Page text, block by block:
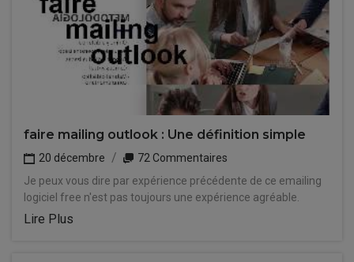
faire mailing outlook : Une définition simple
20 décembre
72 Commentaires
Je peux vous dire par expérience précédente de ce emailing
logiciel free n'est pas toujours une expérience agréable.
Lire Plus